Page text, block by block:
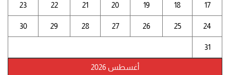
أغسطس 2026
17
18
19
20
21
22
23
24
25
26
27
28
29
30
31